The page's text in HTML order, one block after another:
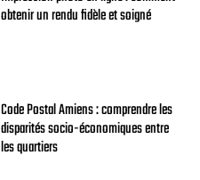
obtenir un rendu fidèle et soigné
Code Postal Amiens : comprendre les
disparités socio-économiques entre
les quartiers